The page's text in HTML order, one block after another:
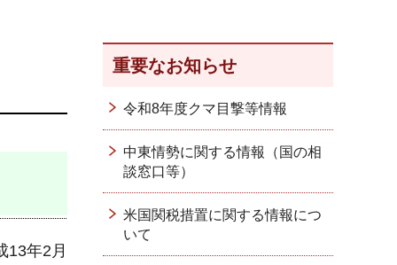
13年2月
重要なお知らせ
令和8年度クマ目撃等情報
中東情勢に関する情報（国の相
談窓口等）
米国関税措置に関する情報につ
いて